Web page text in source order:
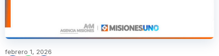
febrero 1, 2026